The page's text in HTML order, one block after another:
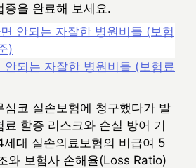
을 완료해 보세요.
안되는 자잘한 병원비들 (보험료
심코 실손보험에 청구했다가 발
할증 리스크와 손실 방어 기
대 실손의료보험의 비급여 5
와 보험사 손해율(Loss Ratio)